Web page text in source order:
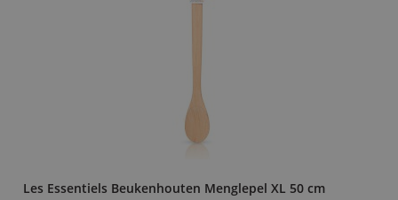
Les Essentiels Beukenhouten Menglepel XL 50 cm